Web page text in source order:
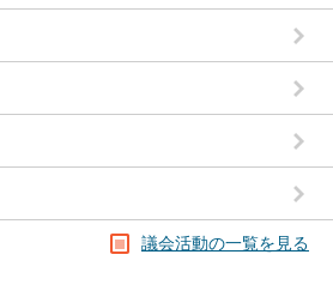
議会活動の一覧を見る